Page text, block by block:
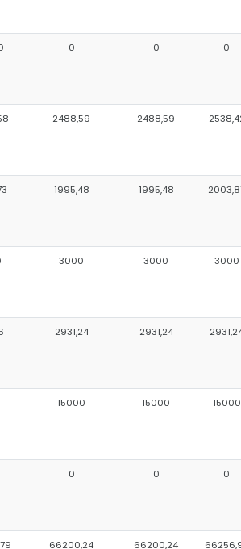
0 0 0
2488,59 2488,59
1995,48 1995,48
3000 3000 3000
2931,24 2931,24
15000 15000 15000
0 0 0
66200,24 66200,24